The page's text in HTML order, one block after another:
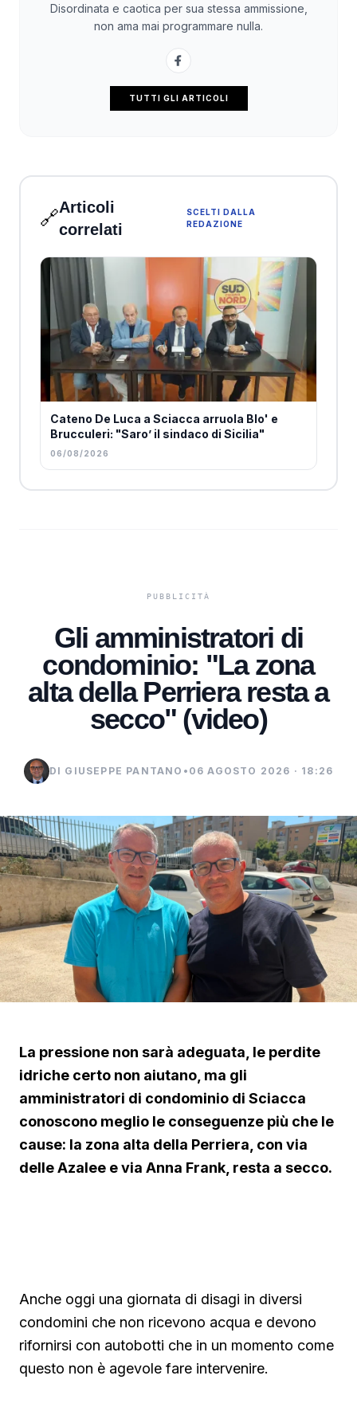
Disordinata e caotica per sua stessa ammissione,
non ama mai programmare nulla.
TUTTI GLI ARTICOLI
🔗Articoli
correlati
SCELTI DALLA
REDAZIONE
Cateno De Luca a Sciacca arruola Blo' e
Brucculeri: "Saro’ il sindaco di Sicilia"
06/08/2026
Gli amministratori di
condominio: "La zona
alta della Perriera resta a
secco" (video)
DI GIUSEPPE PANTANO • 06 AGOSTO 2026 · 18:26
La pressione non sarà adeguata, le perdite
idriche certo non aiutano, ma gli
amministratori di condominio di Sciacca
conoscono meglio le conseguenze più che le
cause: la zona alta della Perriera, con via
delle Azalee e via Anna Frank, resta a secco.
▶ Short
Anche oggi una giornata di disagi in diversi
condomini che non ricevono acqua e devono
rifornirsi con autobotti che in un momento come
questo non è agevole fare intervenire.